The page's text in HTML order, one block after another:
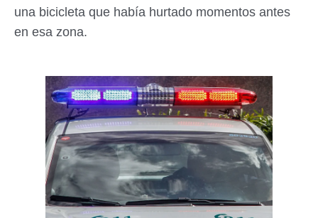
una bicicleta que había hurtado momentos antes
en esa zona.